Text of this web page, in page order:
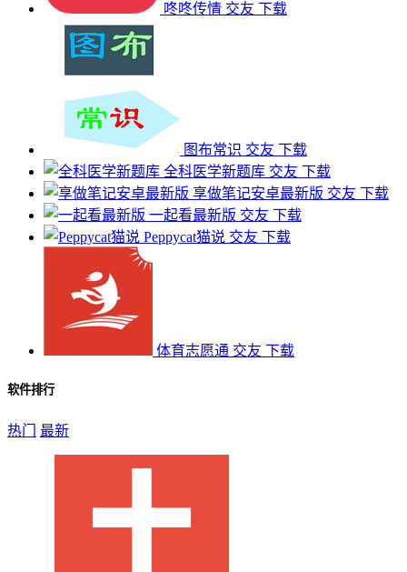
咚咚传情 交友 下载
图布常识 交友 下载
全科医学新题库 交友 下载
享做笔记安卓最新版 交友 下载
一起看最新版 交友 下载
Peppycat猫说 交友 下载
体育志愿通 交友 下载
软件排行
热门 最新